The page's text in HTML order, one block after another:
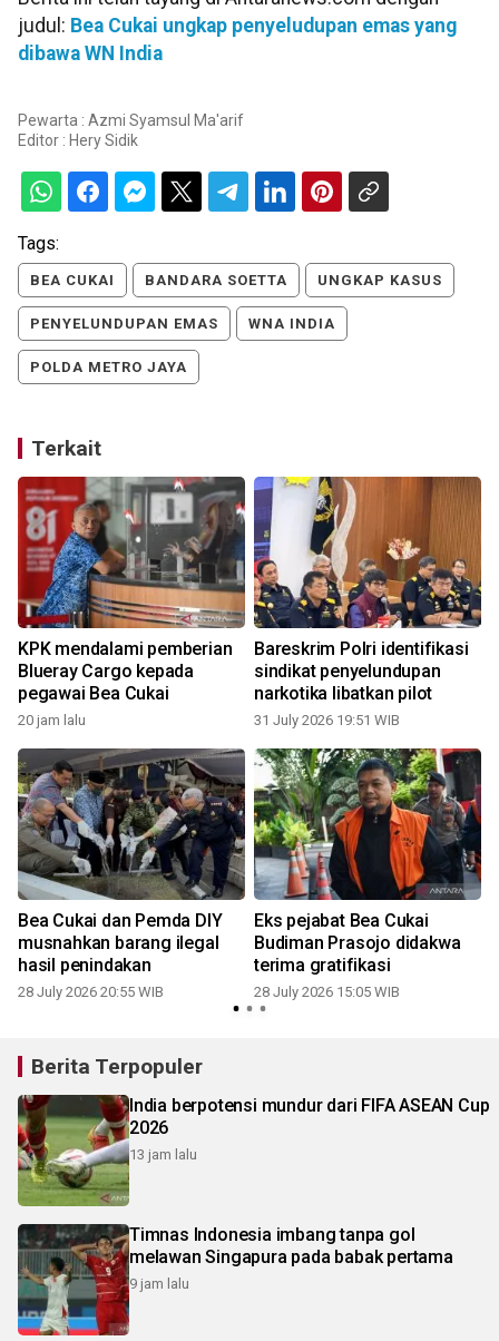
judul: Bea Cukai ungkap penyeludupan emas yang
dibawa WN India
Pewarta : Azmi Syamsul Ma'arif
Editor : Hery Sidik
Tags:
BEA CUKAI BANDARA SOETTA UNGKAP KASUS
PENYELUNDUPAN EMAS WNA INDIA
POLDA METRO JAYA
Terkait
KPK mendalami pemberian
Blueray Cargo kepada
pegawai Bea Cukai
20 jam lalu
Bareskrim Polri identifikasi
sindikat penyelundupan
narkotika libatkan pilot
31 July 2026 19:51 WIB
Bea Cukai dan Pemda DIY
musnahkan barang ilegal
hasil penindakan
28 July 2026 20:55 WIB
Eks pejabat Bea Cukai
Budiman Prasojo didakwa
terima gratifikasi
28 July 2026 15:05 WIB
Berita Terpopuler
India berpotensi mundur dari FIFA ASEAN Cup
2026
13 jam lalu
Timnas Indonesia imbang tanpa gol
melawan Singapura pada babak pertama
9 jam lalu